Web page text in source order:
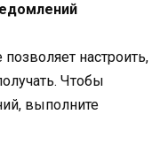
настроить,
Чтобы
выполните